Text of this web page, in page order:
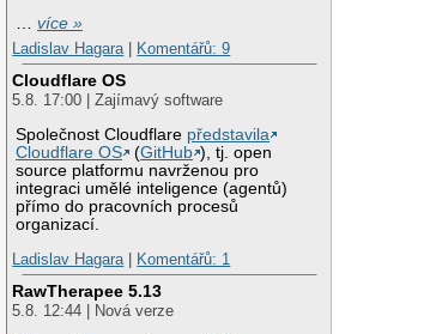
…více »
Ladislav Hagara| Komentářů: 9
Cloudflare OS
5.8. 17:00 | Zajímavý software
Společnost Cloudflare představila
Cloudflare OS
(GitHub ), tj. open
source platformu navrženou pro
integraci umělé inteligence (agentů)
přímo do pracovních procesů
organizací.
Ladislav Hagara| Komentářů: 1
RawTherapee 5.13
5.8. 12:44 | Nová verze